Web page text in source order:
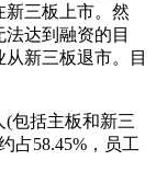
新三板上市。然
达到融资的目
新三板退市。目
(包括主板和新三
占58.45%，员工